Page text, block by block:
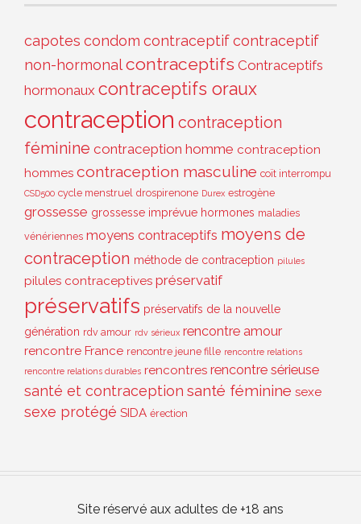
capotes condom contraceptifcontraceptif
non-hormonalcontraceptifs Contraceptifs
hormonaux contraceptifs oraux
contraception contraception
féminine contraception homme contraception
hommes contraception masculine coït interrompu
CSD500 cycle menstruel drospirenone Durex estrogène
grossesse grossesse imprévue hormones maladies
vénériennes moyens contraceptifs moyens de
contraception méthode de contraception pilules
pilules contraceptives préservatif
préservatifs préservatifs de la nouvelle
génération rdv amour rdv sérieux rencontre amour
rencontre France rencontre jeune fille rencontre relations
rencontre relations durables rencontres rencontre sérieuse
santé et contraception santé féminine sexe
sexe protégé SIDA érection
Site réservé aux adultes de +18 ans